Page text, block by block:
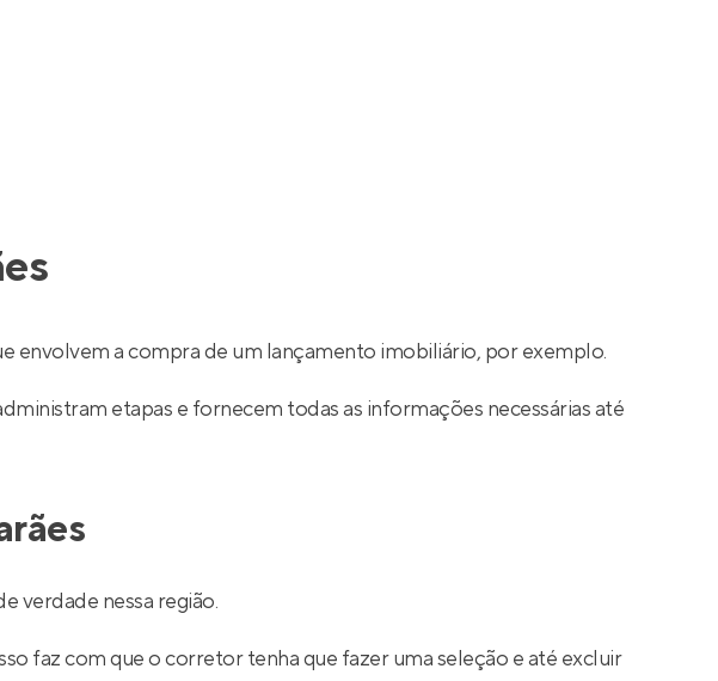
envolvem a compra de um lançamento imobiliário, por exemplo.
etapas e fornecem todas as informações necessárias até
verdade nessa região.
faz com que o corretor tenha que fazer uma seleção e até excluir